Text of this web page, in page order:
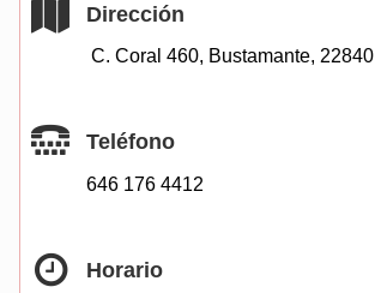
Dirección
C. Coral 460, Bustamante, 22840
Teléfono
646 176 4412
Horario